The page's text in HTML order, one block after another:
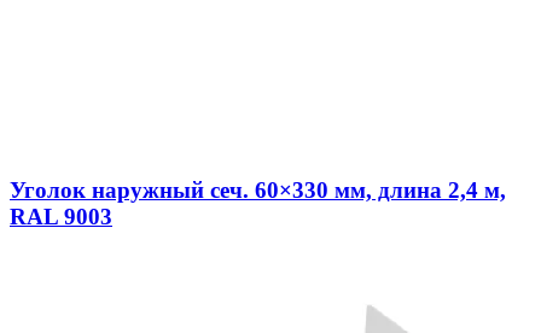
Уголок наружный сеч. 60×330 мм, длина 2,4 м,
RAL 9003